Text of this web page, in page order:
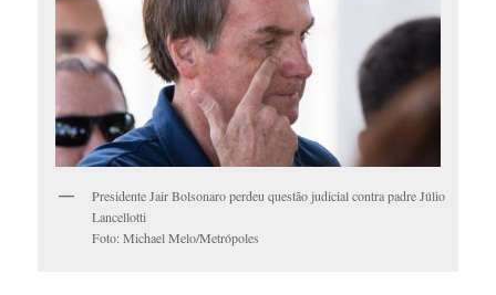
Presidente Jair Bolsonaro perdeu questão judicial contra padre Júlio
Lancellotti
Foto: Michael Melo/Metrópoles